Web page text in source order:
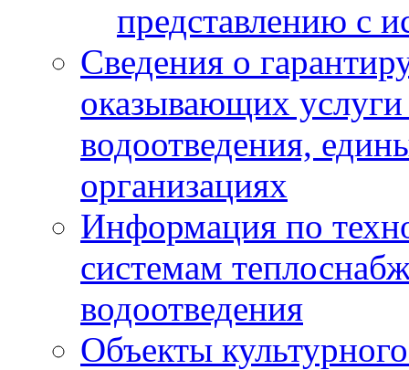
представлению с
Сведения о
оказывающих
водоотведения,
организациях
Информация по
системам
водоотведения
Объекты